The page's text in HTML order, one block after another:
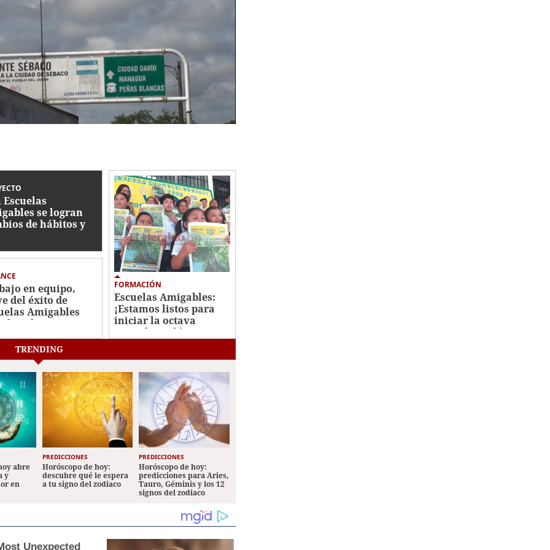
Escuelas
se logran
de hábitos y
en equipo,
del éxito de
Amigables
el Ambiente
FORMACIÓN
Escuelas Amigables:
¡Estamos listos para
iniciar la octava
cruzada ecológica en
TRENDING
abre
y
en
PREDICCIONES
Horóscopo de hoy:
descubre qué le espera
a tu signo del zodiaco
PREDICCIONES
Horóscopo de hoy:
predicciones para Aries,
Tauro, Géminis y los 12
signos del zodiaco
Unexpected